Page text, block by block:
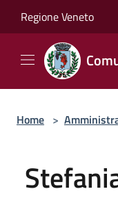
Regione Veneto
Home >